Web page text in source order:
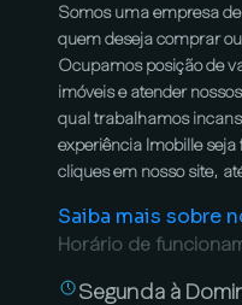
Somos uma empresa
quem deseja comprar
Ocupamos posição de
imóveis e atender
qual trabalhamos
experiência Imobille
cliques em nosso site,
Saiba mais sobre
Horário de
Segunda à